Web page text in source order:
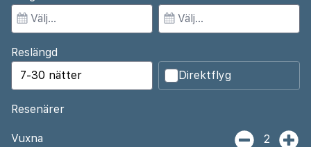
Reslängd
Direktflyg
Resenärer
Vuxna 2